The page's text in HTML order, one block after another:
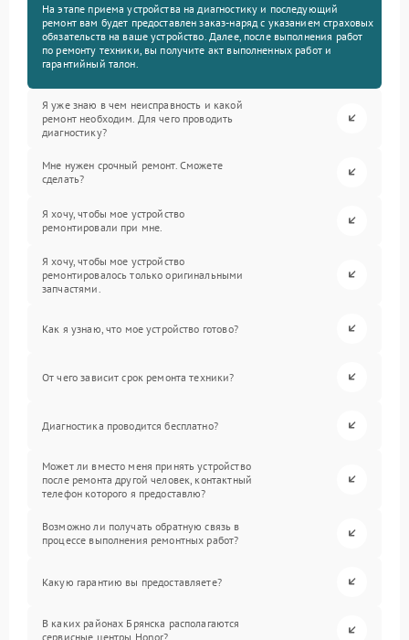
На этапе приема устройства на диагностику и последующий
ремонт вам будет предоставлен заказ-наряд с указанием страховых
обязательств на ваше устройство. Далее, после выполнения работ
по ремонту техники, вы получите акт выполненных работ и
гарантийный талон.
Я уже знаю в чем неисправность и какой
ремонт необходим. Для чего проводить
диагностику?
Мне нужен срочный ремонт. Сможете
сделать?
Я хочу, чтобы мое устройство
ремонтировали при мне.
Я хочу, чтобы мое устройство
ремонтировалось только оригинальными
запчастями.
Как я узнаю, что мое устройство готово?
От чего зависит срок ремонта техники?
Диагностика проводится бесплатно?
Может ли вместо меня принять устройство
после ремонта другой человек, контактный
телефон которого я предоставлю?
Возможно ли получать обратную связь в
процессе выполнения ремонтных работ?
Какую гарантию вы предоставляете?
В каких районах Брянска располагаются
сервисные центры Honor?